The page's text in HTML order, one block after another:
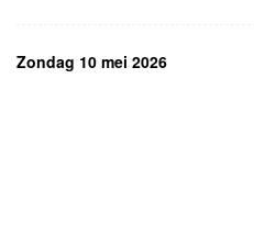
Zondag 10 mei 2026